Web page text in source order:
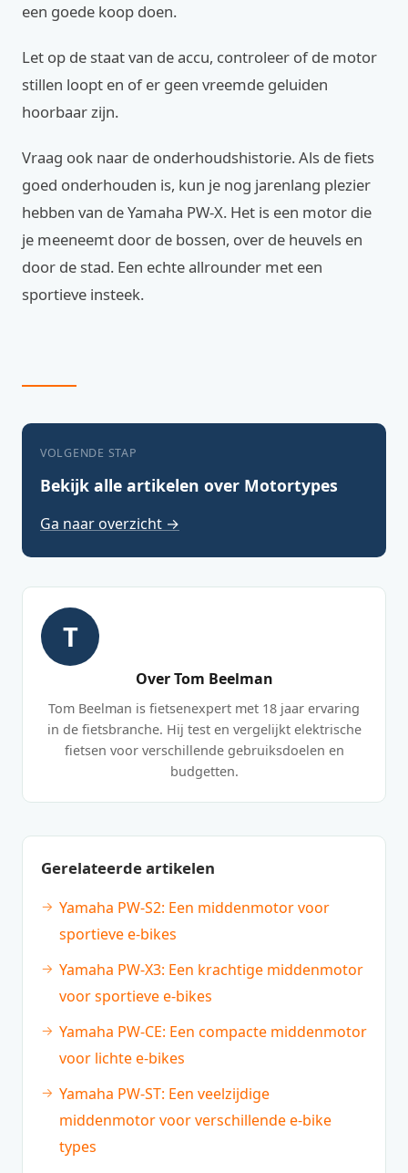
een goede koop doen.
Let op de staat van de accu, controleer of de motor
stillen loopt en of er geen vreemde geluiden
hoorbaar zijn.
Vraag ook naar de onderhoudshistorie. Als de fiets
goed onderhouden is, kun je nog jarenlang plezier
hebben van de Yamaha PW-X. Het is een motor die
je meeneemt door de bossen, over de heuvels en
door de stad. Een echte allrounder met een
sportieve insteek.
VOLGENDE STAP
Bekijk alle artikelen over Motortypes
Ga naar overzicht →
T
Over Tom Beelman
Tom Beelman is fietsenexpert met 18 jaar ervaring
in de fietsbranche. Hij test en vergelijkt elektrische
fietsen voor verschillende gebruiksdoelen en
budgetten.
Gerelateerde artikelen
Yamaha PW-S2: Een middenmotor voor
sportieve e-bikes
Yamaha PW-X3: Een krachtige middenmotor
voor sportieve e-bikes
Yamaha PW-CE: Een compacte middenmotor
voor lichte e-bikes
Yamaha PW-ST: Een veelzijdige
middenmotor voor verschillende e-bike
types